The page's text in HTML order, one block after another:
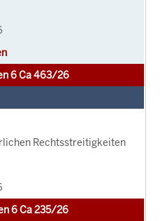
6 Ca 463/26
Rechtsstreitigkeiten
6 Ca 235/26